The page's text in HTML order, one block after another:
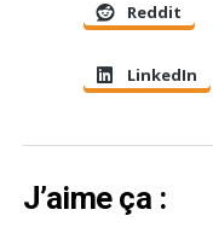
Reddit
LinkedIn
J’aime ça :